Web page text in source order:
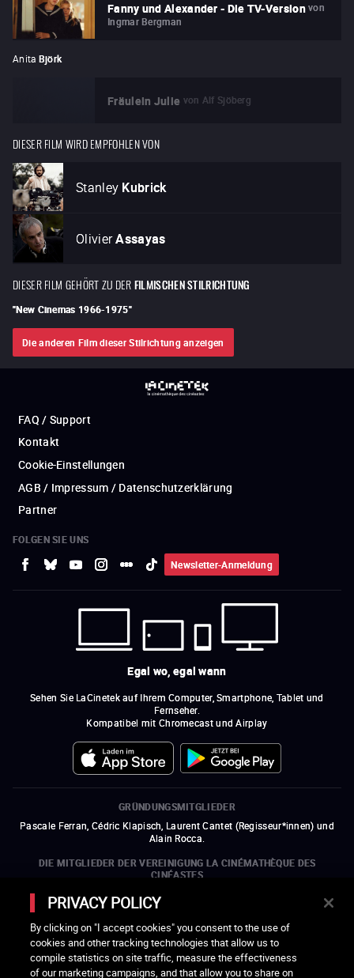
Fanny und Alexander - Die TV-Version von
Ingmar Bergman
Anita Björk
Fräulein Julie von Alf Sjöberg
DIESER FILM WIRD EMPFOHLEN VON
Stanley Kubrick
OlivierAssayas
DIESER FILM GEHÖRT ZU DERFILMISCHEN STILRICHTUNG
"New Cinemas 1966-1975"
Die anderen Film dieser Stilrichtung anzeigen
FAQ / Support
Kontakt
Cookie-Einstellungen
AGB / Impressum / Datenschutzerklärung
Partner
FOLGEN SIE UNS
Newsletter-Anmeldung
Egal wo, egal wann
Sehen Sie LaCinetek auf Ihrem Computer, Smartphone, Tablet und
Fernseher.
Kompatibel mit Chromecast und Airplay
GRÜNDUNGSMITGLIEDER
Pascale Ferran, Cédric Klapisch, Laurent Cantet (Regisseur*innen) und
Alain Rocca.
DIE MITGLIEDER DER VEREINIGUNG LA CINÉMATHÈQUE DES
CINÉASTES
Olivier Assayas, Bertrand Bonello, Michel Hazanavicius (Repräsentant der
ARP), Rebecca Zlotowski und Mikael Buch (Repräsentant der SRF)
DIE MITGLIEDSORGANISATIONEN DER VEREINIGUNG LA
CINÉMATHÈQUE DES CINÉASTES
PRIVACY POLICY
By clicking on "I accept cookies" you consent to the use of
cookies and other tracking technologies that allow us to
compile statistics on site traffic, measure the effectiveness
of our marketing campaigns, and that allow you to share on